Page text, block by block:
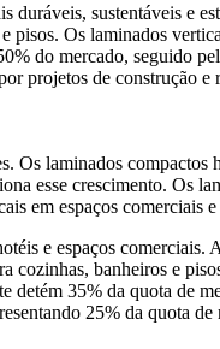
sustentáveis ​​e
Os laminados
do mercado, seguido
projetos de construção e
Os laminados
esse crescimento. Os
em espaços comerciais
e espaços comerciais.
cozinhas, banheiros e
35% da quota de
25% da quota